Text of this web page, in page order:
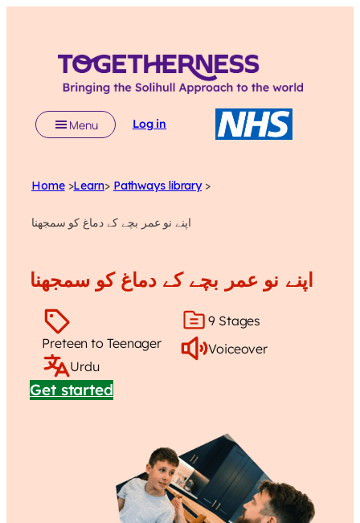
Menu Log in
Home>Learn> Pathways library>
اپنے نو عمر بچے کے دماغ کو سمجھنا
اپنے نو عمر بچے کے دماغ کو سمجھنا
Preteen to Teenager
Urdu
9 Stages
Voiceover
Get started